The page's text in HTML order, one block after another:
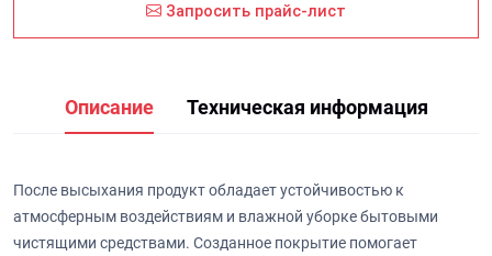
Запросить прайс-лист
Описание Техническая информация
После высыхания продукт обладает устойчивостью к
атмосферным воздействиям и влажной уборке бытовыми
чистящими средствами. Созданное покрытие помогает